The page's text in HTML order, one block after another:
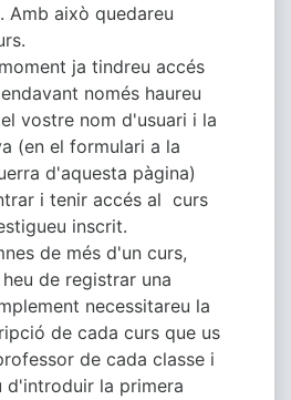
Amb això quedareu
ja tindreu accés
només haureu
vostre nom d'usuari i la
(en el formulari a la
d'aquesta pàgina)
i tenir accés al curs
inscrit.
de més d'un curs,
heu de registrar una
necessitareu la
de cada curs que us
de cada classe i
d'introduir la primera